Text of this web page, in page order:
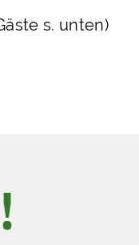
s. unten)